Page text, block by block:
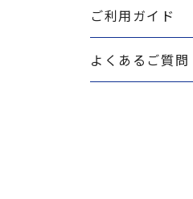
ご利用ガイド
よくあるご質問